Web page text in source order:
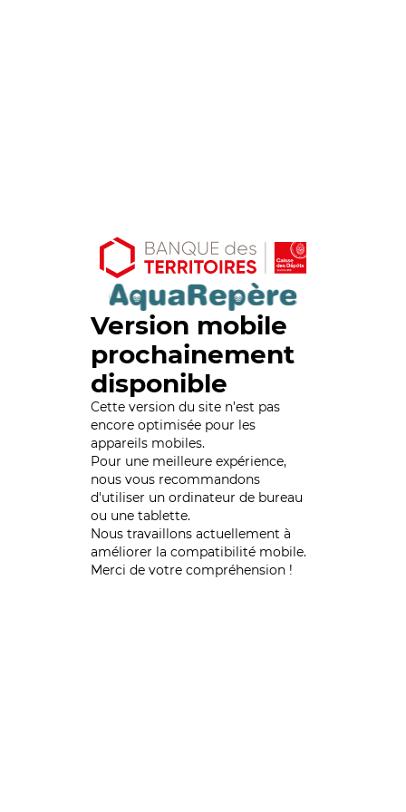
Version mobile
prochainement
disponible
Cette version du site n’est pas
encore optimisée pour les
appareils mobiles.
Pour une meilleure expérience,
nous vous recommandons
d'utiliser un ordinateur de bureau
ou une tablette.
Nous travaillons actuellement à
améliorer la compatibilité mobile.
Merci de votre compréhension !